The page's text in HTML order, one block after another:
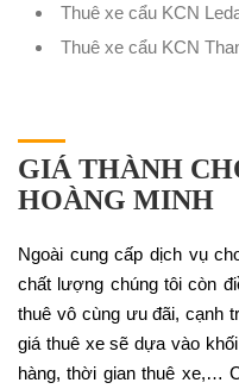
Thuê xe cẩu KCN
Thuê xe cẩu KCN
GIÁ THÀNH
HOÀNG MINH
Ngoài cung cấp dịch vụ
chất lượng chúng tôi còn
thuê vô cùng ưu đãi, cạnh
giá thuê xe sẽ dựa vào
hàng, thời gian thuê xe,…